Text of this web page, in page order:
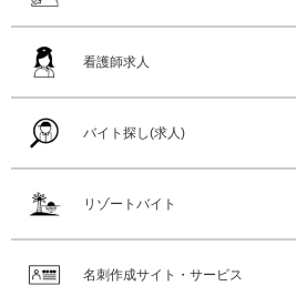
看護師求人
バイト探し(求人)
リゾートバイト
名刺作成サイト・サービス